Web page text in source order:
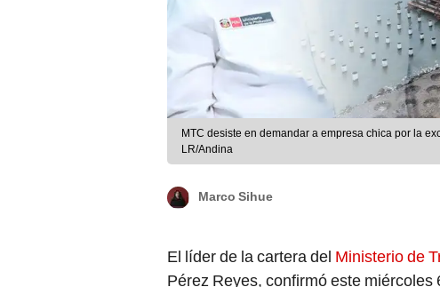
MTC desiste en demandar a empresa chica por la
LR/Andina
Marco Sihue
El líder de la cartera del Ministerio de
Pérez Reyes, confirmó este